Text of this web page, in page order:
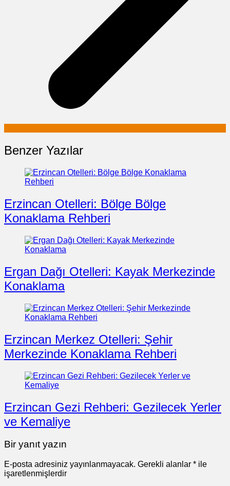
Benzer Yazılar
Erzincan Otelleri: Bölge Bölge
Konaklama Rehberi
Ergan Dağı Otelleri: Kayak Merkezinde
Konaklama
Erzincan Merkez Otelleri: Şehir
Merkezinde Konaklama Rehberi
Erzincan Gezi Rehberi: Gezilecek Yerler
ve Kemaliye
Bir yanıt yazın
E-posta adresiniz yayınlanmayacak. Gerekli alanlar * ile
işaretlenmişlerdir